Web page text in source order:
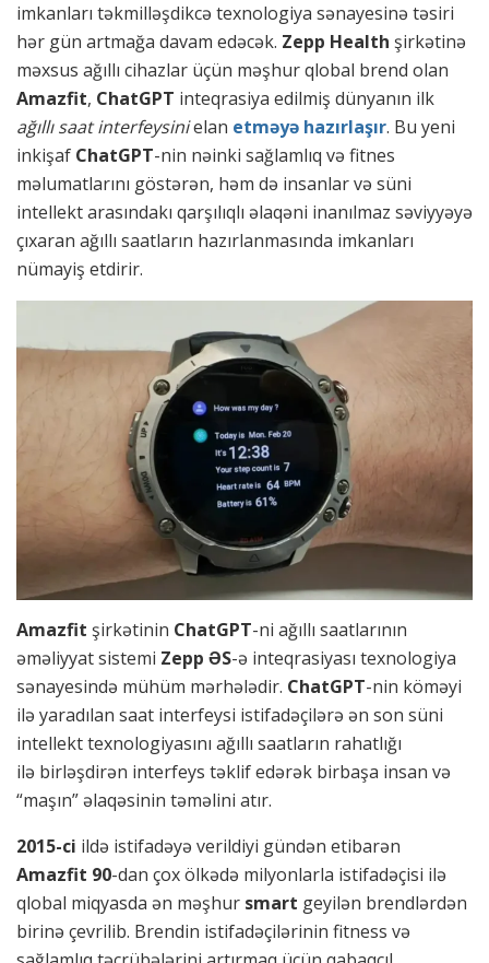
imkanları təkmilləşdikcə texnologiya sənayesinə təsiri
hər gün artmağa davam edəcək. Zepp Health şirkətinə
məxsus ağıllı cihazlar üçün məşhur qlobal brend olan
Amazfit, ChatGPT inteqrasiya edilmiş dünyanın ilk
ağıllı saat interfeysinielan etməyə hazırlaşır. Bu yeni
inkişaf ChatGPT-nin nəinki sağlamlıq və fitnes
məlumatlarını göstərən, həm də insanlar və süni
intellekt arasındakı qarşılıqlı əlaqəni inanılmaz səviyyəyə
çıxaran ağıllı saatların hazırlanmasında imkanları
nümayiş etdirir.
Amazfit şirkətinin ChatGPT-ni ağıllı saatlarının
əməliyyat sistemi Zepp ƏS-ə inteqrasiyası texnologiya
sənayesində mühüm mərhələdir. ChatGPT-nin köməyi
ilə yaradılan saat interfeysi istifadəçilərə ən son süni
intellekt texnologiyasını ağıllı saatların rahatlığı
ilə birləşdirən interfeys təklif edərək birbaşa insan və
“maşın” əlaqəsinin təməlini atır.
2015-ci ildə istifadəyə verildiyi gündən etibarən
Amazfit 90-dan çox ölkədə milyonlarla istifadəçisi ilə
qlobal miqyasda ən məşhur smart geyilən brendlərdən
birinə çevrilib. Brendin istifadəçilərinin fitness və